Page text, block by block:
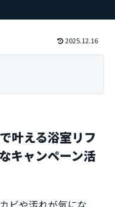
2025.12.16
叶える浴室リフ
キャンペーン活